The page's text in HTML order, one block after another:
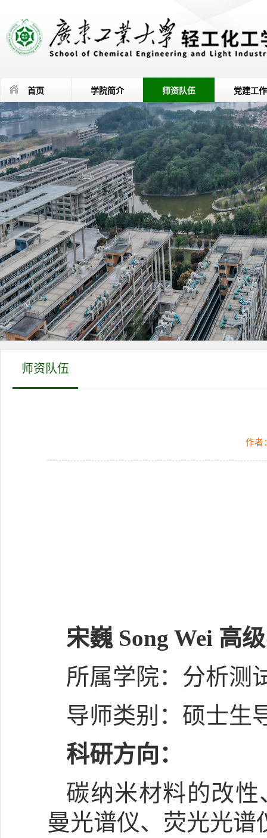
首页 学院简介 师资队伍 党建工作
师资队伍
作者
宋巍 Song Wei 高
所属学院：分析测
导师类别：硕士生
科研方向：
碳纳米材料的改
曼光谱仪、荧光光